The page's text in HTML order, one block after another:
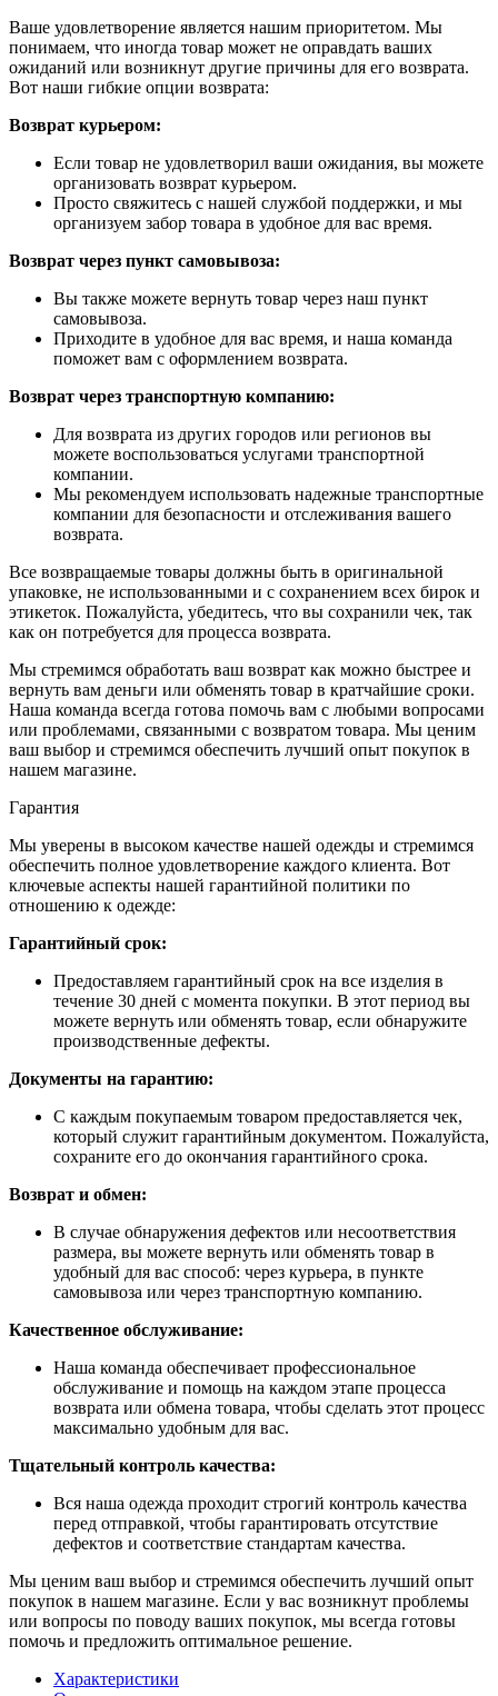
Ваше удовлетворение является нашим приоритетом. Мы
понимаем, что иногда товар может не оправдать ваших
ожиданий или возникнут другие причины для его возврата.
Вот наши гибкие опции возврата:
Возврат курьером:
Если товар не удовлетворил ваши ожидания, вы можете
организовать возврат курьером.
Просто свяжитесь с нашей службой поддержки, и мы
организуем забор товара в удобное для вас время.
Возврат через пункт самовывоза:
Вы также можете вернуть товар через наш пункт
самовывоза.
Приходите в удобное для вас время, и наша команда
поможет вам с оформлением возврата.
Возврат через транспортную компанию:
Для возврата из других городов или регионов вы
можете воспользоваться услугами транспортной
компании.
Мы рекомендуем использовать надежные транспортные
компании для безопасности и отслеживания вашего
возврата.
Все возвращаемые товары должны быть в оригинальной
упаковке, не использованными и с сохранением всех бирок и
этикеток. Пожалуйста, убедитесь, что вы сохранили чек, так
как он потребуется для процесса возврата.
Мы стремимся обработать ваш возврат как можно быстрее и
вернуть вам деньги или обменять товар в кратчайшие сроки.
Наша команда всегда готова помочь вам с любыми вопросами
или проблемами, связанными с возвратом товара. Мы ценим
ваш выбор и стремимся обеспечить лучший опыт покупок в
нашем магазине.
Гарантия
Мы уверены в высоком качестве нашей одежды и стремимся
обеспечить полное удовлетворение каждого клиента. Вот
ключевые аспекты нашей гарантийной политики по
отношению к одежде:
Гарантийный срок:
Предоставляем гарантийный срок на все изделия в
течение 30 дней с момента покупки. В этот период вы
можете вернуть или обменять товар, если обнаружите
производственные дефекты.
Документы на гарантию:
С каждым покупаемым товаром предоставляется чек,
который служит гарантийным документом. Пожалуйста,
сохраните его до окончания гарантийного срока.
Возврат и обмен:
В случае обнаружения дефектов или несоответствия
размера, вы можете вернуть или обменять товар в
удобный для вас способ: через курьера, в пункте
самовывоза или через транспортную компанию.
Качественное обслуживание:
Наша команда обеспечивает профессиональное
обслуживание и помощь на каждом этапе процесса
возврата или обмена товара, чтобы сделать этот процесс
максимально удобным для вас.
Тщательный контроль качества:
Вся наша одежда проходит строгий контроль качества
перед отправкой, чтобы гарантировать отсутствие
дефектов и соответствие стандартам качества.
Мы ценим ваш выбор и стремимся обеспечить лучший опыт
покупок в нашем магазине. Если у вас возникнут проблемы
или вопросы по поводу ваших покупок, мы всегда готовы
помочь и предложить оптимальное решение.
Характеристики